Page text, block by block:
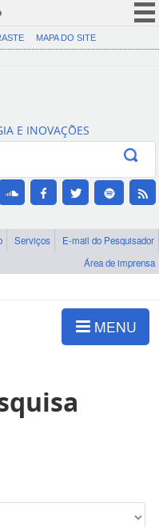
CORONAVÍRUS (COVID-19)
Canais
MAPA DO SITE
E INOVAÇÕES
Serviços
E-mail do Pesquisador
Área de imprensa
MENU